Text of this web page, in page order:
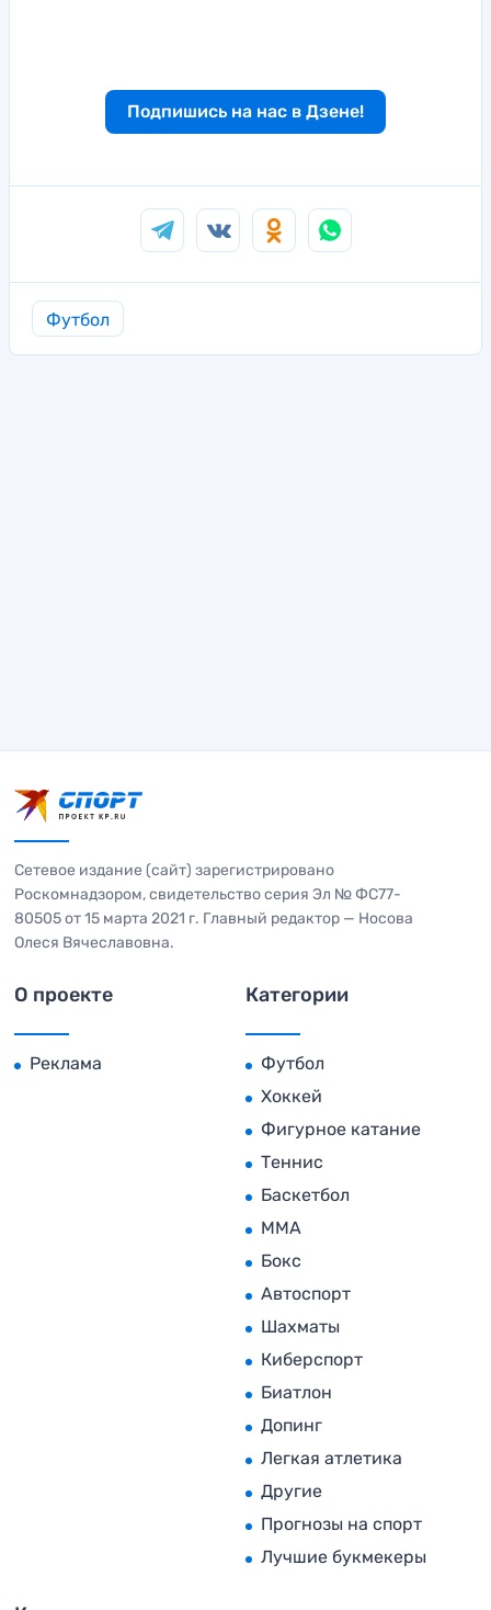
Подпишись на нас в Дзене!
Футбол
Сетевое издание (сайт) зарегистрировано
Роскомнадзором, свидетельство серия Эл № ФС77-
80505 от 15 марта 2021 г. Главный редактор — Носова
Олеся Вячеславовна.
О проекте
Реклама
Категории
Футбол
Хоккей
Фигурное катание
Теннис
Баскетбол
MMA
Бокс
Автоспорт
Шахматы
Киберспорт
Биатлон
Допинг
Легкая атлетика
Другие
Прогнозы на спорт
Лучшие букмекеры